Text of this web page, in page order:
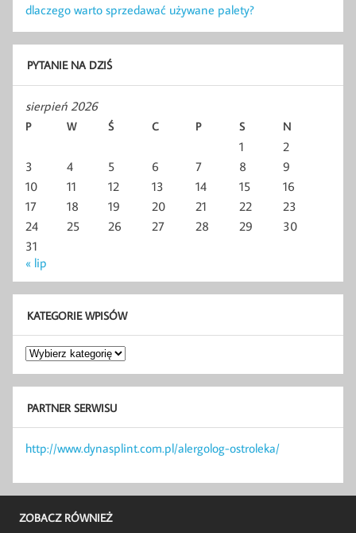
dlaczego warto sprzedawać używane palety?
PYTANIE NA DZIŚ
sierpień 2026
P W Ś C P S N
1
2
3
4 5 6 7 8
9
10
11 12 13 14 15
16
17
18 19 20 21 22
23
24
25 26 27 28 29
30
31
« lip
KATEGORIE WPISÓW
Kategorie
wpisów
PARTNER SERWISU
http://www.dynasplint.com.pl/alergolog-ostroleka/
ZOBACZ RÓWNIEŻ